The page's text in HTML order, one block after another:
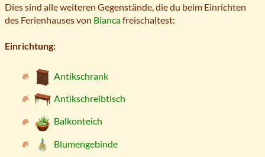
Dies sind alle weiteren Gegenstände, die du beim Einrichten
des Ferienhauses von Biancafreischaltest:
Einrichtung:
Antikschrank
Antikschreibtisch
Balkonteich
Blumengebinde